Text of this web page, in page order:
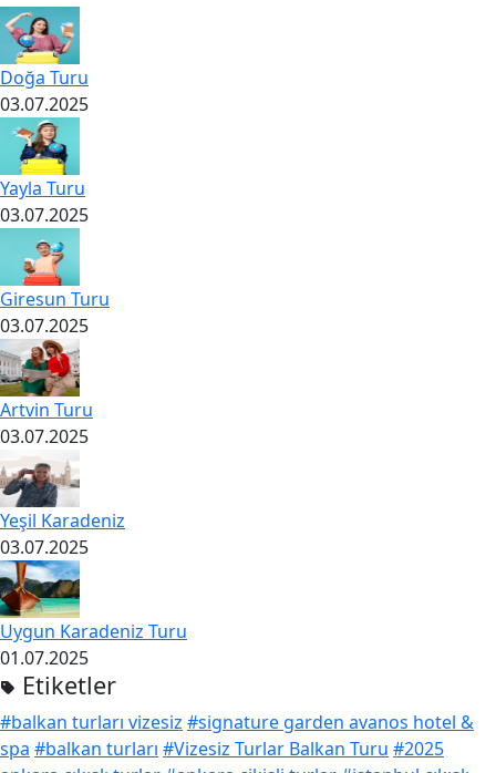
Doğa Turu
03.07.2025
Yayla Turu
03.07.2025
Giresun Turu
03.07.2025
Artvin Turu
03.07.2025
Yeşil Karadeniz
03.07.2025
Uygun Karadeniz Turu
01.07.2025
Etiketler
#balkan turları vizesiz #signature garden avanos hotel &
spa #balkan turları #Vizesiz Turlar Balkan Turu #2025